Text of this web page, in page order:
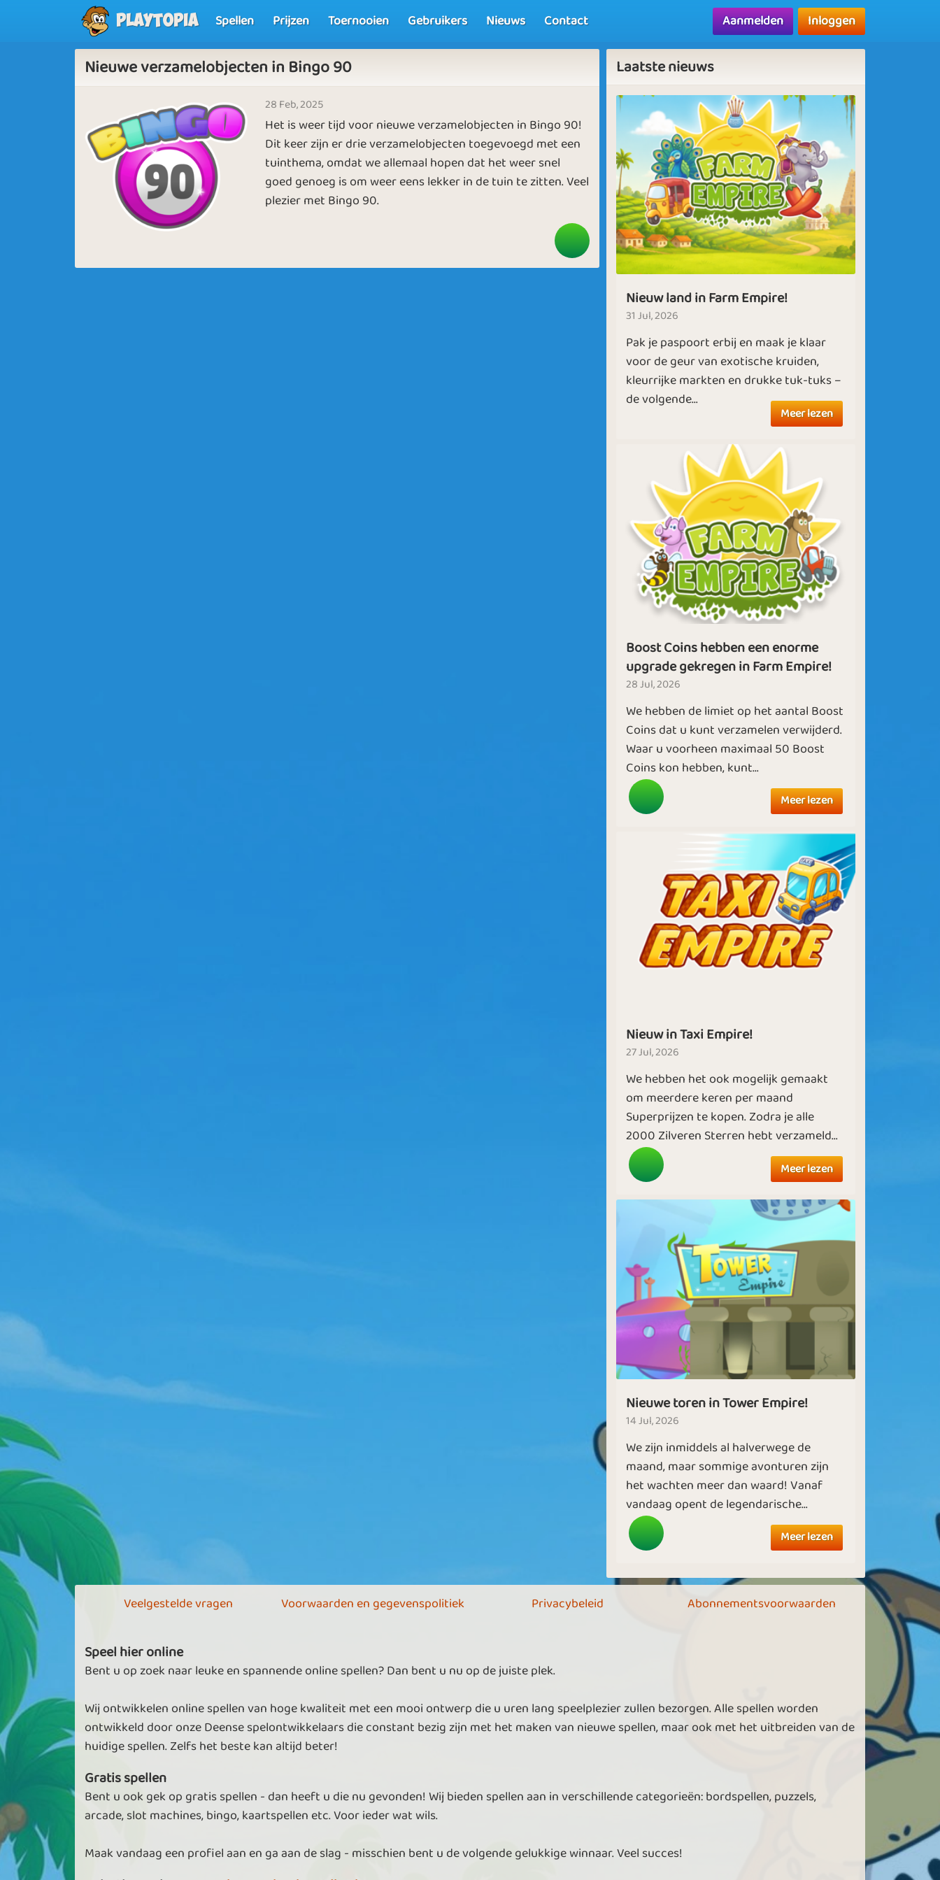
Playtopia Spellen Prijzen Toernooien Gebruikers Nieuws Contact Aanmelden Inloggen
Nieuwe verzamelobjecten in Bingo 90
28 Feb, 2025
Het is weer tijd voor nieuwe verzamelobjecten in Bingo 90!
Dit keer zijn er drie verzamelobjecten toegevoegd met een
tuinthema, omdat we allemaal hopen dat het weer snel
goed genoeg is om weer eens lekker in de tuin te zitten. Veel
plezier met Bingo 90.
Laatste nieuws
Nieuw land in Farm Empire!
31 Jul, 2026
Pak je paspoort erbij en maak je klaar
voor de geur van exotische kruiden,
kleurrijke markten en drukke tuk-tuks –
de volgende...
Meer lezen
Boost Coins hebben een enorme
upgrade gekregen in Farm Empire!
28 Jul, 2026
We hebben de limiet op het aantal Boost
Coins dat u kunt verzamelen verwijderd.
Waar u voorheen maximaal 50 Boost
Coins kon hebben, kunt...
Meer lezen
Nieuw in Taxi Empire!
27 Jul, 2026
We hebben het ook mogelijk gemaakt
om meerdere keren per maand
Superprijzen te kopen. Zodra je alle
2000 Zilveren Sterren hebt verzameld...
Meer lezen
Nieuwe toren in Tower Empire!
14 Jul, 2026
We zijn inmiddels al halverwege de
maand, maar sommige avonturen zijn
het wachten meer dan waard! Vanaf
vandaag opent de legendarische...
Meer lezen
Veelgestelde vragen Voorwaarden en gegevenspolitiek Privacybeleid Abonnementsvoorwaarden
Speel hier online
Bent u op zoek naar leuke en spannende online spellen? Dan bent u nu op de juiste plek.
Wij ontwikkelen online spellen van hoge kwaliteit met een mooi ontwerp die u uren lang speelplezier zullen bezorgen. Alle spellen worden
ontwikkeld door onze Deense spelontwikkelaars die constant bezig zijn met het maken van nieuwe spellen, maar ook met het uitbreiden van de
huidige spellen. Zelfs het beste kan altijd beter!
Gratis spellen
Bent u ook gek op gratis spellen - dan heeft u die nu gevonden! Wij bieden spellen aan in verschillende categorieën: bordspellen, puzzels,
arcade, slot machines, bingo, kaartspellen etc. Voor ieder wat wils.
Maak vandaag een profiel aan en ga aan de slag - misschien bent u de volgende gelukkige winnaar. Veel succes!